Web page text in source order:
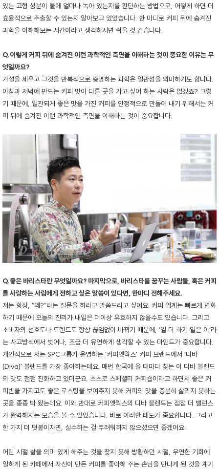
있는 고형 성분이 물에 얼마나 녹아 있는지를 판단하는 방법으로, 어떻게 하면 더
효율적으로 추출할 수 있는지 알아보고 있었습니다. 한 마디로 커피 뒤에 숨겨진
과학을 이해해보는 시간이라고 생각하시면 쉬울 것 같습니다.
Q.이렇게 커피 뒤에 숨겨진 이런 과학적인 측면을 이해하는 것이 중요한 이유는 무
엇일까요?
가설을 세우고 그것을 반복적으로 증명하는 과학은 일관성을 의미하기도 합니다.
아침과 저녁에 만드는 커피 맛이 다른 곳을 가고 싶어 하는 사람은 없겠죠? 그렇
기 때문에, 일관되게 좋은 맛을 가진 커피를 안정적으로 만들어 내기 위해서는 커
피 뒤에 숨겨진 이런 과학적인 측면을 이해하는 것이 중요합니다.
Q.좋은 바리스타란 무엇일까요? 마지막으로, 바리스타를 꿈꾸는 사람들, 혹은 커피
를 사랑하는 사람에게 전하고 싶은 말씀이 있다면, 한마디 전해주세요.
저는 항상, “왜?”라는 질문을 하라고 말씀드리고 싶어요. 커피 업계는 빠르게 변화
하기 때문에 오늘의 진리가 내일은 더이상 유효하지 않을수도 있습니다. 그리고
소비자의 선호도나 트렌드도 항상 끊임없이 바뀌기 때문에, ‘일 더 하기 일은 이’라
는 사고방식에서 벗어나, 조금 더 유연하게 생각할 수 있는 마인드가 중요합니다.
개인적으로 저는 SPC그룹가 운영하는 ‘커피앳웍스’ 커피 브랜드에서 ‘디바
(Diva)’ 블렌드를 가장 좋아하는데요. 매번 한국에 올 때마다 찾는 이 디바 블렌드
의 맛도 점점 진화하고 있더군요. 스스로 스페셜티 커피숍이라고 하면서 좋은 커
피빈을 가지고도 좋은 로스팅을 보여주지 못해 커피의 맛을 충분히 살리지 못하는
곳을 종종 봐 왔는데요. 이와 반대로 커피앳웍스의 디바 블렌드는 점점 더 밸런스
가 완벽해지는 모습을 볼 수 있었습니다. 바로 이러한 태도가 중요합니다. 그리고
한 가지 더 덧붙이자면, 실수하는 걸 두려워하지 않으셨으면 좋겠어요.
어린 시절 삶을 의미 있게 해주는 것을 찾지 못해 방황하던 시절, 우연한 기회에
일하게 된 카페에서 자신이 만든 커피를 좋아해 주는 손님을 만나게 된 것을 계기